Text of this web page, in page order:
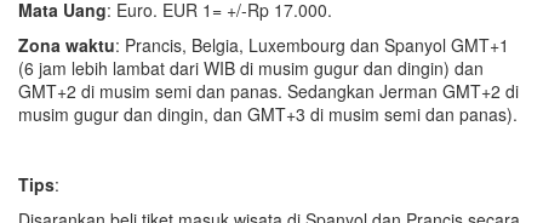
Mata Uang: Euro. EUR 1= +/-Rp 17.000.
Zona waktu: Prancis, Belgia, Luxembourg dan Spanyol GMT+1
(6 jam lebih lambat dari WIB di musim gugur dan dingin) dan
GMT+2 di musim semi dan panas. Sedangkan Jerman GMT+2 di
musim gugur dan dingin, dan GMT+3 di musim semi dan panas).
Tips: